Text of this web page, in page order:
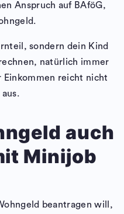
Anspruch auf BAföG,
sondern dein Kind
natürlich immer
Einkommen reicht nicht
auch
Minijob
beantragen will,